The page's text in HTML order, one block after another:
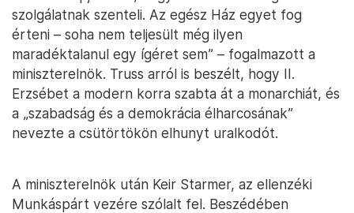
szolgálatnak szenteli. Az egész Ház egyet fog
érteni – soha nem teljesült még ilyen
maradéktalanul egy ígéret sem” – fogalmazott a
miniszterelnök. Truss arról is beszélt, hogy II.
Erzsébet a modern korra szabta át a monarchiát, és
a „szabadság és a demokrácia élharcosának”
nevezte a csütörtökön elhunyt uralkodót.
A miniszterelnök után Keir Starmer, az ellenzéki
Munkáspárt vezére szólalt fel. Beszédében